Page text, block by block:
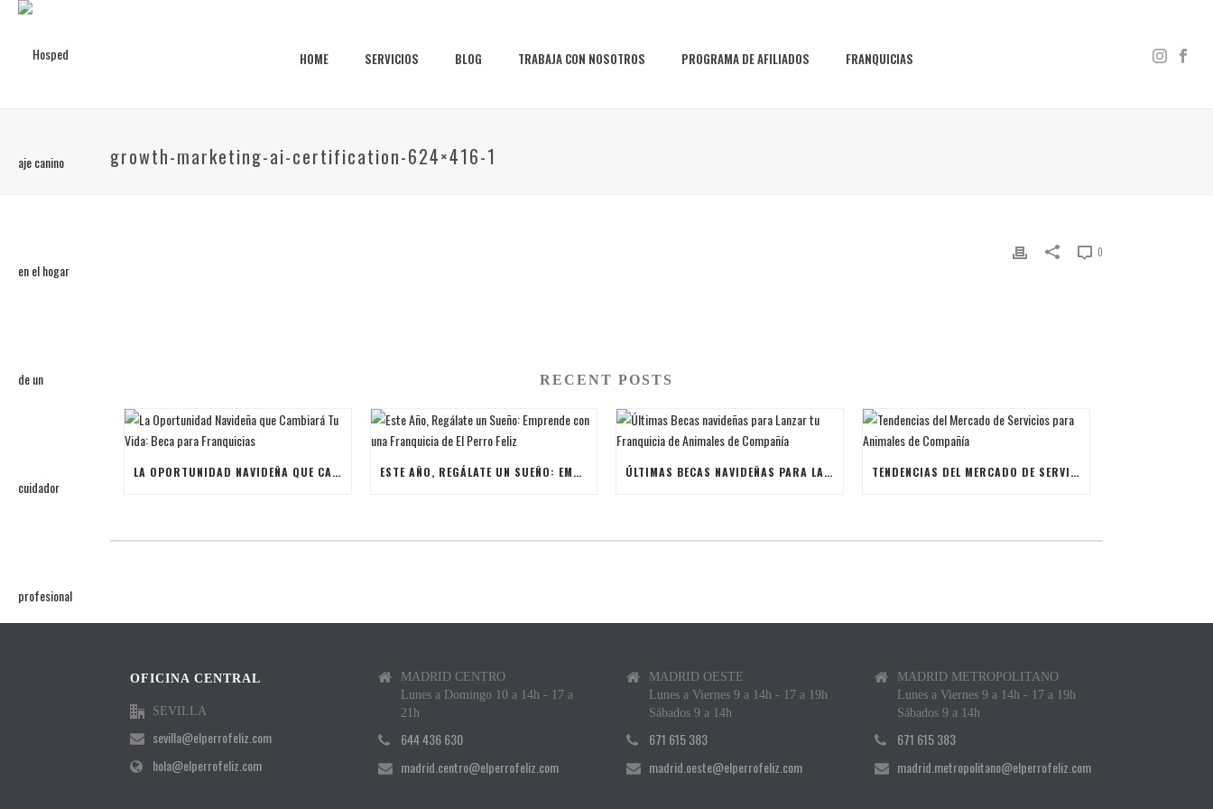
HOME SERVICIOS BLOG TRABAJA CON NOSOTROS PROGRAMA DE AFILIADOS FRANQUICIAS
growth-marketing-ai-certification-624×416-1
0
RECENT POSTS
LA OPORTUNIDAD NAVIDEÑA QUE CAMBIARÁ TU VIDA: BECA PARA FRANQUICIAS ESTE AÑO, REGÁLATE UN SUEÑO: EMPRENDE CON UNA FRANQUICIA DE EL PERRO FELIZ ÚLTIMAS BECAS NAVIDEÑAS PARA LANZAR TU FRANQUICIA DE ANIMALES DE COMPAÑÍA TENDENCIAS DEL MERCADO DE SERVICIOS PARA ANIMALES DE COMPAÑÍA
OFICINA CENTRAL
SEVILLA
sevilla@elperrofeliz.com
hola@elperrofeliz.com
MADRID CENTRO
Lunes a Domingo 10 a 14h - 17 a
21h
644 436 630
madrid.centro@elperrofeliz.com
MADRID OESTE
Lunes a Viernes 9 a 14h - 17 a 19h
Sábados 9 a 14h
671 615 383
madrid.oeste@elperrofeliz.com
MADRID METROPOLITANO
Lunes a Viernes 9 a 14h - 17 a 19h
Sábados 9 a 14h
671 615 383
madrid.metropolitano@elperrofeliz.com